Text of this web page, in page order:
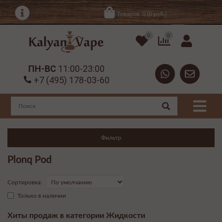
Товаров: 0 (0 руб.)
0 0
ПН-ВС 11:00-23:00
+7 (495) 178-03-60
Фильтр
Plonq Pod
Сортировка:
Только в наличии
Хиты продаж в категории Жидкости